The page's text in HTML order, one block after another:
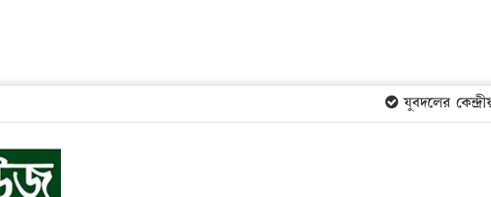
যুবদলের কেন্দ্রীয়